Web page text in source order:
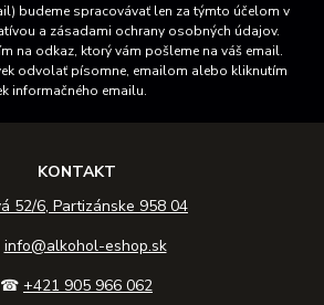
budeme spracovávať len za týmto účelom v
a zásadami ochrany osobných údajov.
na odkaz, ktorý vám pošleme na váš email.
odvolať písomne, emailom alebo kliknutím
informačného emailu.
KONTAKT
52/6, Partizánske 958 04
info@alkohol-eshop.sk
☎ +421 905 966 062